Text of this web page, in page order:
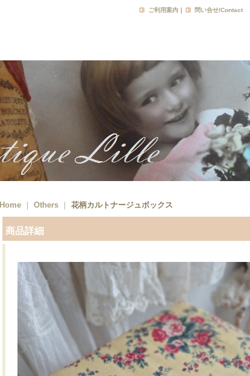
ご利用案内 ｜ 問い合せ/Contact
Home Others 花柄カルトナージュボックス
商品詳細